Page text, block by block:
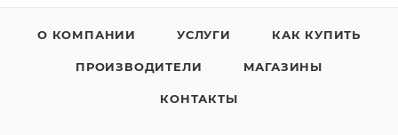
О КОМПАНИИ УСЛУГИ КАК КУПИТЬ
ПРОИЗВОДИТЕЛИ МАГАЗИНЫ
КОНТАКТЫ